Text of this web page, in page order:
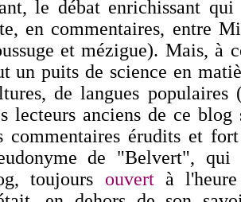
le débat enrichissant
en commentaires, entre
et mézigue). Mais, à
un puits de science en
de langues populaires
lecteurs anciens de ce blog
commentaires érudits et
de "Belvert",
toujours ouvertà l'heure